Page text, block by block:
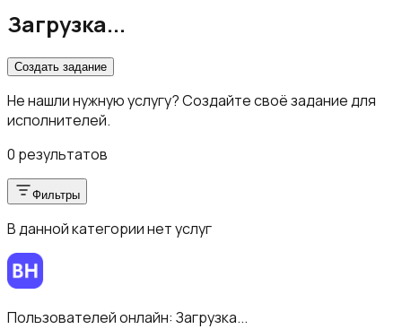
Загрузка...
Создать задание
Не нашли нужную услугу? Создайте своё задание для
исполнителей.
0 результатов
Фильтры
В данной категории нет услуг
Пользователей онлайн: Загрузка...